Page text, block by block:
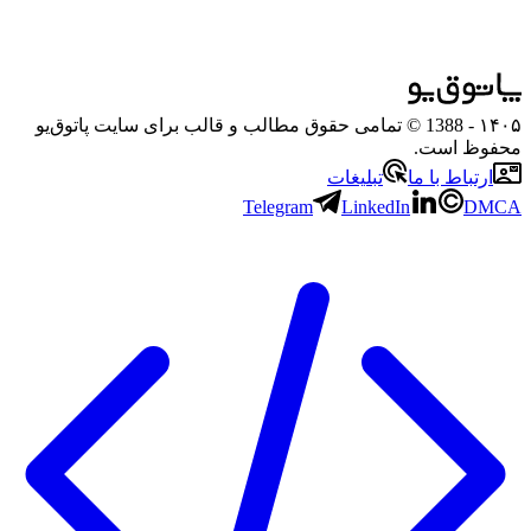
۱۴۰۵
- 1388 © تمامی حقوق مطالب و قالب برای سایت پاتوق‌یو
محفوظ است.
ارتباط با ما
تبلیغات
Telegram
LinkedIn DMCA